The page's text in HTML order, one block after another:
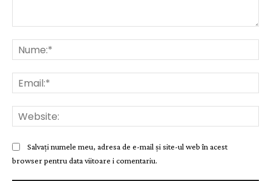
Salvați numele meu, adresa de e-mail și site-ul web în acest
browser pentru data viitoare i comentariu.